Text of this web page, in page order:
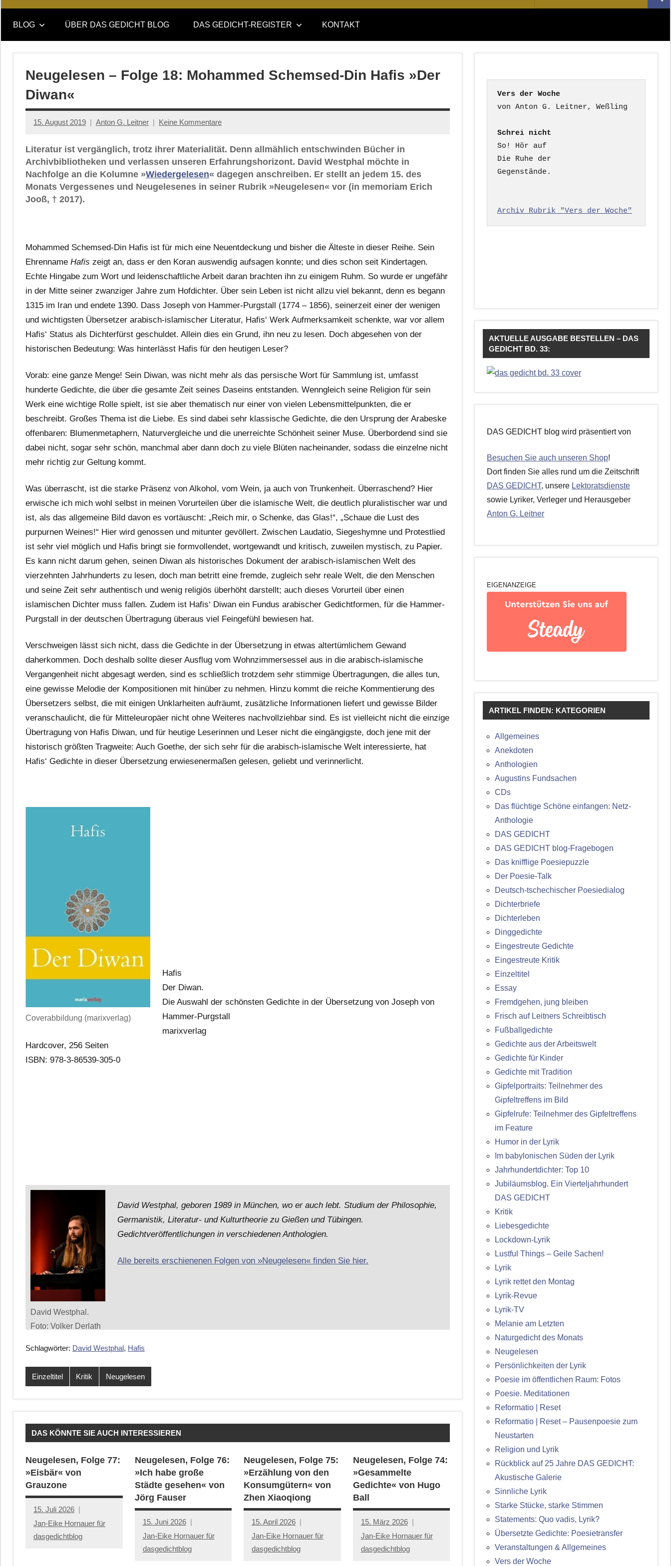
DAS
GEDICHT
blog
DAS
GEDICHT.
Zeitschrift
nach:
BLOG ÜBER DAS GEDICHT BLOG DAS GEDICHT-REGISTER KONTAKT
Neugelesen – Folge 18: Mohammed Schemsed-Din Hafis »Der
Diwan«
15. August 2019 Anton G. Leitner Keine Kommentare
Literatur ist vergänglich, trotz ihrer Materialität. Denn allmählich entschwinden Bücher in
Archivbibliotheken und verlassen unseren Erfahrungshorizont. David Westphal möchte in
Nachfolge an die Kolumne »Wiedergelesen« dagegen anschreiben. Er stellt an jedem 15. des
Monats Vergessenes und Neugelesenes in seiner Rubrik »Neugelesen« vor (in memoriam Erich
Jooß, † 2017).
Mohammed Schemsed-Din Hafis ist für mich eine Neuentdeckung und bisher die Älteste in dieser Reihe. Sein
Ehrenname Hafis zeigt an, dass er den Koran auswendig aufsagen konnte; und dies schon seit Kindertagen.
Echte Hingabe zum Wort und leidenschaftliche Arbeit daran brachten ihn zu einigem Ruhm. So wurde er ungefähr
in der Mitte seiner zwanziger Jahre zum Hofdichter. Über sein Leben ist nicht allzu viel bekannt, denn es begann
1315 im Iran und endete 1390. Dass Joseph von Hammer-Purgstall (1774 – 1856), seinerzeit einer der wenigen
und wichtigsten Übersetzer arabisch-islamischer Literatur, Hafis‘ Werk Aufmerksamkeit schenkte, war vor allem
Hafis‘ Status als Dichterfürst geschuldet. Allein dies ein Grund, ihn neu zu lesen. Doch abgesehen von der
historischen Bedeutung: Was hinterlässt Hafis für den heutigen Leser?
Vorab: eine ganze Menge! Sein Diwan, was nicht mehr als das persische Wort für Sammlung ist, umfasst
hunderte Gedichte, die über die gesamte Zeit seines Daseins entstanden. Wenngleich seine Religion für sein
Werk eine wichtige Rolle spielt, ist sie aber thematisch nur einer von vielen Lebensmittelpunkten, die er
beschreibt. Großes Thema ist die Liebe. Es sind dabei sehr klassische Gedichte, die den Ursprung der Arabeske
offenbaren: Blumenmetaphern, Naturvergleiche und die unerreichte Schönheit seiner Muse. Überbordend sind sie
dabei nicht, sogar sehr schön, manchmal aber dann doch zu viele Blüten nacheinander, sodass die einzelne nicht
mehr richtig zur Geltung kommt.
Was überrascht, ist die starke Präsenz von Alkohol, vom Wein, ja auch von Trunkenheit. Überraschend? Hier
erwische ich mich wohl selbst in meinen Vorurteilen über die islamische Welt, die deutlich pluralistischer war und
ist, als das allgemeine Bild davon es vortäuscht: „Reich mir, o Schenke, das Glas!“, „Schaue die Lust des
purpurnen Weines!“ Hier wird genossen und mitunter gevöllert. Zwischen Laudatio, Siegeshymne und Protestlied
ist sehr viel möglich und Hafis bringt sie formvollendet, wortgewandt und kritisch, zuweilen mystisch, zu Papier.
Es kann nicht darum gehen, seinen Diwan als historisches Dokument der arabisch-islamischen Welt des
vierzehnten Jahrhunderts zu lesen, doch man betritt eine fremde, zugleich sehr reale Welt, die den Menschen
und seine Zeit sehr authentisch und wenig religiös überhöht darstellt; auch dieses Vorurteil über einen
islamischen Dichter muss fallen. Zudem ist Hafis‘ Diwan ein Fundus arabischer Gedichtformen, für die Hammer-
Purgstall in der deutschen Übertragung überaus viel Feingefühl bewiesen hat.
Verschweigen lässt sich nicht, dass die Gedichte in der Übersetzung in etwas altertümlichem Gewand
daherkommen. Doch deshalb sollte dieser Ausflug vom Wohnzimmersessel aus in die arabisch-islamische
Vergangenheit nicht abgesagt werden, sind es schließlich trotzdem sehr stimmige Übertragungen, die alles tun,
eine gewisse Melodie der Kompositionen mit hinüber zu nehmen. Hinzu kommt die reiche Kommentierung des
Übersetzers selbst, die mit einigen Unklarheiten aufräumt, zusätzliche Informationen liefert und gewisse Bilder
veranschaulicht, die für Mitteleuropäer nicht ohne Weiteres nachvollziehbar sind. Es ist vielleicht nicht die einzige
Übertragung von Hafis Diwan, und für heutige Leserinnen und Leser nicht die eingängigste, doch jene mit der
historisch größten Tragweite: Auch Goethe, der sich sehr für die arabisch-islamische Welt interessierte, hat
Hafis‘ Gedichte in dieser Übersetzung erwiesenermaßen gelesen, geliebt und verinnerlicht.
Coverabbildung (marixverlag)
Hafis
Der Diwan.
Die Auswahl der schönsten Gedichte in der Übersetzung von Joseph von
Hammer-Purgstall
marixverlag
Hardcover, 256 Seiten
ISBN: 978-3-86539-305-0
David Westphal.
Foto: Volker Derlath
David Westphal, geboren 1989 in München, wo er auch lebt. Studium der Philosophie,
Germanistik, Literatur- und Kulturtheorie zu Gießen und Tübingen.
Gedichtveröffentlichungen in verschiedenen Anthologien.
Alle bereits erschienenen Folgen von »Neugelesen« finden Sie hier.
Schlagwörter: David Westphal, Hafis
Einzeltitel Kritik Neugelesen
DAS KÖNNTE SIE AUCH INTERESSIEREN
Neugelesen, Folge 77:
»Eisbär« von
Grauzone
15. Juli 2026
Jan-Eike Hornauer für
dasgedichtblog
Neugelesen, Folge 76:
»Ich habe große
Städte gesehen« von
Jörg Fauser
15. Juni 2026
Jan-Eike Hornauer für
dasgedichtblog
Neugelesen, Folge 75:
»Erzählung von den
Konsumgütern« von
Zhen Xiaoqiong
15. April 2026
Jan-Eike Hornauer für
dasgedichtblog
Neugelesen, Folge 74:
»Gesammelte
Gedichte« von Hugo
Ball
15. März 2026
Jan-Eike Hornauer für
dasgedichtblog
Vers der Woche
Schrei nicht
So! Hör auf
Die Ruhe der
Gegenstände.
Archiv Rubrik "Vers der Woche"
AKTUELLE AUSGABE BESTELLEN – DAS
GEDICHT BD. 33:
DAS GEDICHT blog wird präsentiert von
Besuchen Sie auch unseren Shop!
Dort finden Sie alles rund um die Zeitschrift
DAS GEDICHT, unsere Lektoratsdienste
sowie Lyriker, Verleger und Herausgeber
Anton G. Leitner
EIGENANZEIGE
ARTIKEL FINDEN: KATEGORIEN
Allgemeines
Anekdoten
Anthologien
Augustins Fundsachen
CDs
Das flüchtige Schöne einfangen: Netz-
Anthologie
DAS GEDICHT
DAS GEDICHT blog-Fragebogen
Das knifflige Poesiepuzzle
Der Poesie-Talk
Deutsch-tschechischer Poesiedialog
Dichterbriefe
Dichterleben
Dinggedichte
Eingestreute Gedichte
Eingestreute Kritik
Einzeltitel
Essay
Fremdgehen, jung bleiben
Frisch auf Leitners Schreibtisch
Fußballgedichte
Gedichte aus der Arbeitswelt
Gedichte für Kinder
Gedichte mit Tradition
Gipfelportraits: Teilnehmer des
Gipfeltreffens im Bild
Gipfelrufe: Teilnehmer des Gipfeltreffens
im Feature
Humor in der Lyrik
Im babylonischen Süden der Lyrik
Jahrhundertdichter: Top 10
Jubiläumsblog. Ein Vierteljahrhundert
DAS GEDICHT
Kritik
Liebesgedichte
Lockdown-Lyrik
Lustful Things – Geile Sachen!
Lyrik
Lyrik rettet den Montag
Lyrik-Revue
Lyrik-TV
Melanie am Letzten
Naturgedicht des Monats
Neugelesen
Persönlichkeiten der Lyrik
Poesie im öffentlichen Raum: Fotos
Poesie. Meditationen
Reformatio | Reset
Reformatio | Reset – Pausenpoesie zum
Neustarten
Religion und Lyrik
Rückblick auf 25 Jahre DAS GEDICHT:
Akustische Galerie
Sinnliche Lyrik
Starke Stücke, starke Stimmen
Statements: Quo vadis, Lyrik?
Übersetzte Gedichte: Poesietransfer
Veranstaltungen & Allgemeines
Vers der Woche